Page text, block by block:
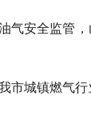
气安全监管
市城镇燃气